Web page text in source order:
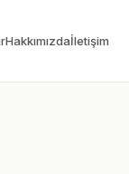
Hakkımızdaİletişim